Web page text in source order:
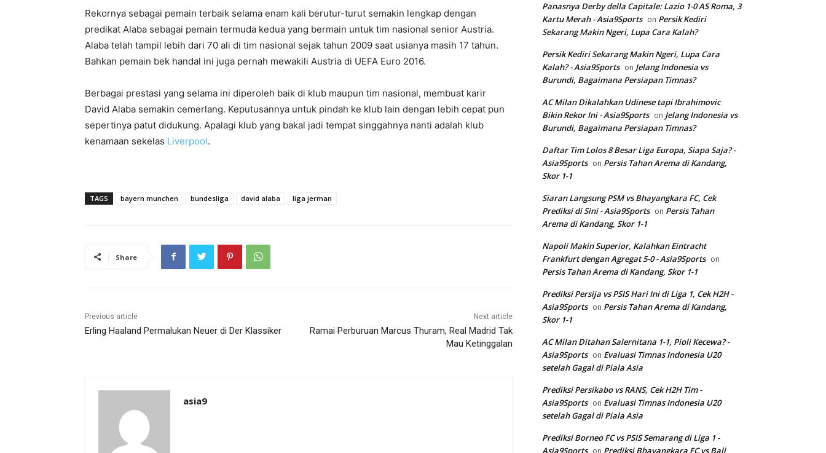
Rekornya sebagai pemain terbaik selama enam kali berutur-turut semakin lengkap dengan
predikat Alaba sebagai pemain termuda kedua yang bermain untuk tim nasional senior Austria.
Alaba telah tampil lebih dari 70 ali di tim nasional sejak tahun 2009 saat usianya masih 17 tahun.
Bahkan pemain bek handal ini juga pernah mewakili Austria di UEFA Euro 2016.
Berbagai prestasi yang selama ini diperoleh baik di klub maupun tim nasional, membuat karir
David Alaba semakin cemerlang. Keputusannya untuk pindah ke klub lain dengan lebih cepat pun
sepertinya patut didukung. Apalagi klub yang bakal jadi tempat singgahnya nanti adalah klub
kenamaan sekelas Liverpool.
TAGS bayern munchen bundesliga david alaba liga jerman
Share
Previous article
Erling Haaland Permalukan Neuer di Der Klassiker
Next article
Ramai Perburuan Marcus Thuram, Real Madrid Tak
Mau Ketinggalan
asia9
Panasnya Derby della Capitale: Lazio 1-0 AS Roma, 3
Kartu Merah - Asia9Sports on Persik Kediri
Sekarang Makin Ngeri, Lupa Cara Kalah?
Persik Kediri Sekarang Makin Ngeri, Lupa Cara
Kalah? - Asia9Sports on Jelang Indonesia vs
Burundi, Bagaimana Persiapan Timnas?
AC Milan Dikalahkan Udinese tapi Ibrahimovic
Bikin Rekor Ini - Asia9Sports on Jelang Indonesia vs
Burundi, Bagaimana Persiapan Timnas?
Daftar Tim Lolos 8 Besar Liga Europa, Siapa Saja? -
Asia9Sports on Persis Tahan Arema di Kandang,
Skor 1-1
Siaran Langsung PSM vs Bhayangkara FC, Cek
Prediksi di Sini - Asia9Sports on Persis Tahan
Arema di Kandang, Skor 1-1
Napoli Makin Superior, Kalahkan Eintracht
Frankfurt dengan Agregat 5-0 - Asia9Sports on
Persis Tahan Arema di Kandang, Skor 1-1
Prediksi Persija vs PSIS Hari Ini di Liga 1, Cek H2H -
Asia9Sports on Persis Tahan Arema di Kandang,
Skor 1-1
AC Milan Ditahan Salernitana 1-1, Pioli Kecewa? -
Asia9Sports on Evaluasi Timnas Indonesia U20
setelah Gagal di Piala Asia
Prediksi Persikabo vs RANS, Cek H2H Tim -
Asia9Sports on Evaluasi Timnas Indonesia U20
setelah Gagal di Piala Asia
Prediksi Borneo FC vs PSIS Semarang di Liga 1 -
Asia9Sports on Prediksi Bhayangkara FC vs Bali